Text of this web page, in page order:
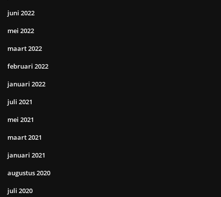
juni 2022
mei 2022
maart 2022
februari 2022
januari 2022
juli 2021
mei 2021
maart 2021
januari 2021
augustus 2020
juli 2020